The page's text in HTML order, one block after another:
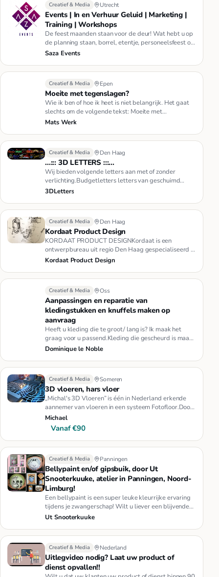
Creatief & Media Utrecht
Events | In en Verhuur Geluid | Marketing |
Training | Workshops
De feest maanden staan voor de deur! Wat hebt u op
de planning staan, borrel, etentje, personeelsfeest of
iets anders? V…
Saza Events
Creatief & Media Epen
Moeite met tegenslagen?
Wie ik ben of hoe ik heet is niet belangrijk. Het gaat
slechts om de volgende tekst: Moeite met
tegenslagen? Ik kan ze n…
Mats Werk
Creatief & Media Den Haag
...::: 3D LETTERS :::...
Wij bieden volgende letters aan met of zonder
verlichting.Budgetletters letters van geschuimd
pvc.Acryloxletters letters…
3DLetters
Creatief & Media Den Haag
Kordaat Product Design
KORDAAT PRODUCT DESIGNKordaat is een
ontwerpbureau uit regio Den Haag gespecialiseerd in
het concretiseren van productid…
Kordaat Product Design
Creatief & Media Oss
Aanpassingen en reparatie van
kledingstukken en knuffels maken op
aanvraag
Heeft u kleding die te groot/ lang is? Ik maak het
graag voor u passend.Kleding die gescheurd is maar
u liever niet wilt…
Dominique le Noble
Creatief & Media Someren
3D vloeren, hars vloer
„Michal's 3D Vloeren” is één in Nederland erkende
aannemer van vloeren in een systeem Fotofloor.Door
de moderne technolo…
Michael
Vanaf €90
Creatief & Media Panningen
Bellypaint en/of gipsbuik, door Ut
Snooterkuuke, atelier in Panningen, Noord-
Limburg!
Een bellypaint is een super leuke kleurrijke ervaring
tijdens je zwangerschap! Wilt u liever een blijvende
herinnering a…
Ut Snooterkuuke
Creatief & Media Nederland
Uitlegvideo nodig? Laat uw product of
dienst opvallen!!